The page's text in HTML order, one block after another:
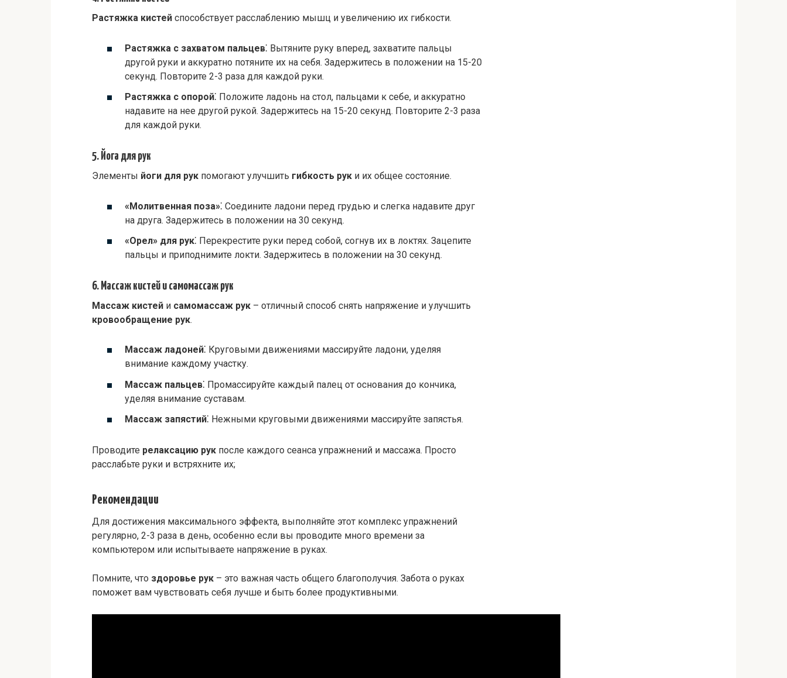
Растяжка кистей способствует расслаблению мышц и увеличению их гибкости.
Растяжка с захватом пальцев⁚ Вытяните руку вперед, захватите пальцы
другой руки и аккуратно потяните их на себя. Задержитесь в положении на 15-20
секунд. Повторите 2-3 раза для каждой руки.
Растяжка с опорой⁚ Положите ладонь на стол, пальцами к себе, и аккуратно
надавите на нее другой рукой. Задержитесь на 15-20 секунд. Повторите 2-3 раза
для каждой руки.
5. Йога для рук
Элементы йоги для рук помогают улучшить гибкость рук и их общее состояние.
«Молитвенная поза»⁚ Соедините ладони перед грудью и слегка надавите друг
на друга. Задержитесь в положении на 30 секунд.
«Орел» для рук⁚ Перекрестите руки перед собой, согнув их в локтях. Зацепите
пальцы и приподнимите локти. Задержитесь в положении на 30 секунд.
6. Массаж кистей и самомассаж рук
Массаж кистей и самомассаж рук – отличный способ снять напряжение и улучшить
кровообращение рук.
Массаж ладоней⁚ Круговыми движениями массируйте ладони, уделяя
внимание каждому участку.
Массаж пальцев⁚ Промассируйте каждый палец от основания до кончика,
уделяя внимание суставам.
Массаж запястий⁚ Нежными круговыми движениями массируйте запястья.
Проводите релаксацию рук после каждого сеанса упражнений и массажа. Просто
расслабьте руки и встряхните их;
Рекомендации
Для достижения максимального эффекта, выполняйте этот комплекс упражнений
регулярно, 2-3 раза в день, особенно если вы проводите много времени за
компьютером или испытываете напряжение в руках.
Помните, что здоровье рук – это важная часть общего благополучия. Забота о руках
поможет вам чувствовать себя лучше и быть более продуктивными.